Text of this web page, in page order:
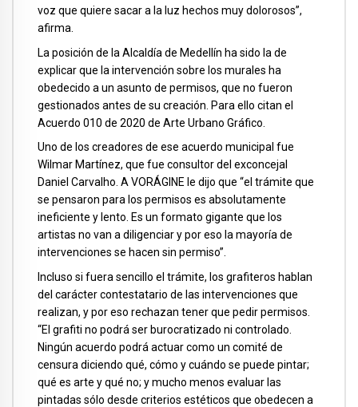
voz que quiere sacar a la luz hechos muy dolorosos”,
afirma.
La posición de la Alcaldía de Medellín ha sido la de
explicar que la intervención sobre los murales ha
obedecido a un asunto de permisos, que no fueron
gestionados antes de su creación. Para ello citan el
Acuerdo 010 de 2020 de Arte Urbano Gráfico.
Uno de los creadores de ese acuerdo municipal fue
Wilmar Martínez, que fue consultor del exconcejal
Daniel Carvalho. A VORÁGINE le dijo que “el trámite que
se pensaron para los permisos es absolutamente
ineficiente y lento. Es un formato gigante que los
artistas no van a diligenciar y por eso la mayoría de
intervenciones se hacen sin permiso”.
Incluso si fuera sencillo el trámite, los grafiteros hablan
del carácter contestatario de las intervenciones que
realizan, y por eso rechazan tener que pedir permisos.
“El grafiti no podrá ser burocratizado ni controlado.
Ningún acuerdo podrá actuar como un comité de
censura diciendo qué, cómo y cuándo se puede pintar;
qué es arte y qué no; y mucho menos evaluar las
pintadas sólo desde criterios estéticos que obedecen a